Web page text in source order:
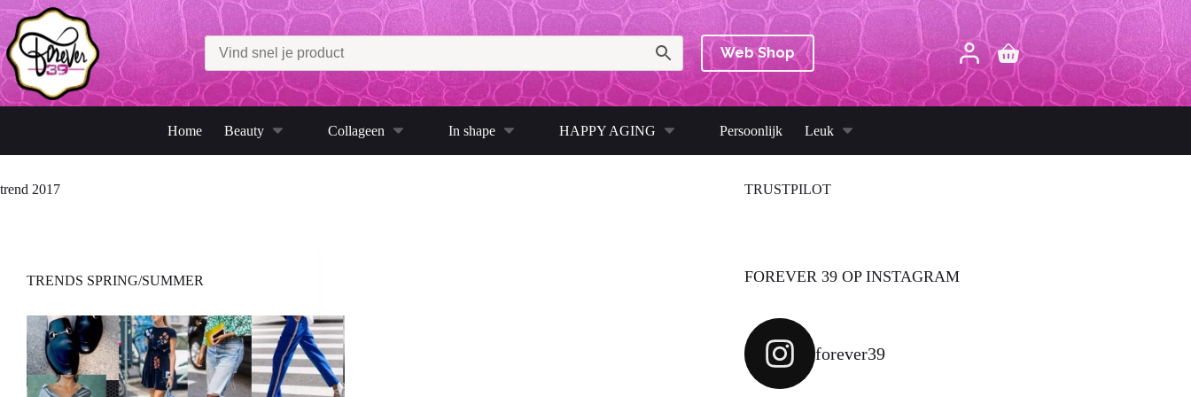
Ga
naar
de
inhoud
Web Shop Winkelwagen
Home Beauty Collageen In shape HAPPY AGING Persoonlijk Leuk
trend 2017
TRENDS SPRING/SUMMER
TRUSTPILOT
FOREVER 39 OP INSTAGRAM
forever39